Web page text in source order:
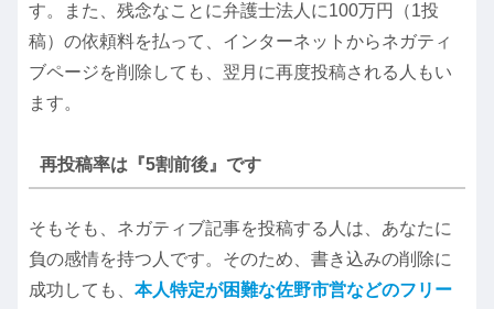
す。また、残念なことに弁護士法人に100万円（1投
稿）の依頼料を払って、インターネットからネガティ
ブページを削除しても、翌月に再度投稿される人もい
ます。
再投稿率は『5割前後』です
そもそも、ネガティブ記事を投稿する人は、あなたに
負の感情を持つ人です。そのため、書き込みの削除に
成功しても、 本人特定が困難な佐野市営などのフリー